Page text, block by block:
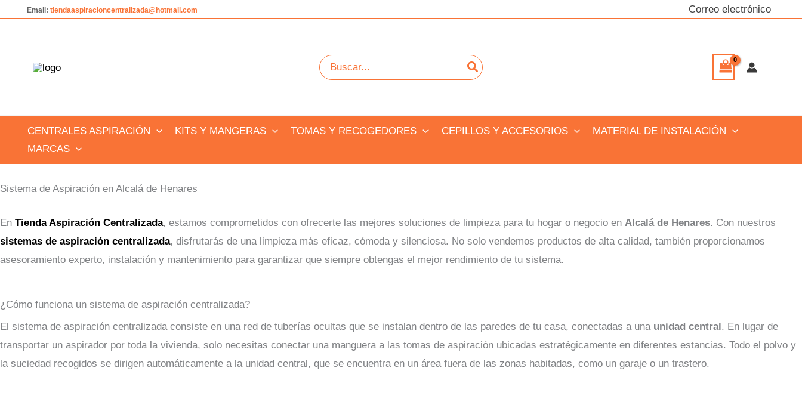
Email: tiendaaspiracioncentralizada@hotmail.com Correo electrónico
Buscar
por:
CENTRALES ASPIRACIÓN KITS Y MANGERAS TOMAS Y RECOGEDORES CEPILLOS Y ACCESORIOS
MATERIAL DE INSTALACIÓN
MARCAS
Sistema de Aspiración en Alcalá de Henares
En Tienda Aspiración Centralizada, estamos comprometidos con ofrecerte las mejores soluciones de limpieza para tu hogar o negocio en Alcalá de Henares. Con nuestros
sistemas de aspiración centralizada, disfrutarás de una limpieza más eficaz, cómoda y silenciosa. No solo vendemos productos de alta calidad, también proporcionamos
asesoramiento experto, instalación y mantenimiento para garantizar que siempre obtengas el mejor rendimiento de tu sistema.
¿Cómo funciona un sistema de aspiración centralizada?
El sistema de aspiración centralizada consiste en una red de tuberías ocultas que se instalan dentro de las paredes de tu casa, conectadas a una unidad central. En lugar de
transportar un aspirador por toda la vivienda, solo necesitas conectar una manguera a las tomas de aspiración ubicadas estratégicamente en diferentes estancias. Todo el polvo y
la suciedad recogidos se dirigen automáticamente a la unidad central, que se encuentra en un área fuera de las zonas habitadas, como un garaje o un trastero.